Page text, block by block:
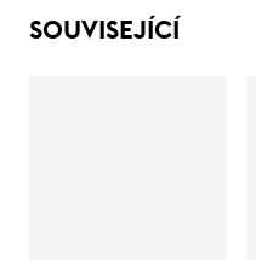
SOUVISEJÍCÍ